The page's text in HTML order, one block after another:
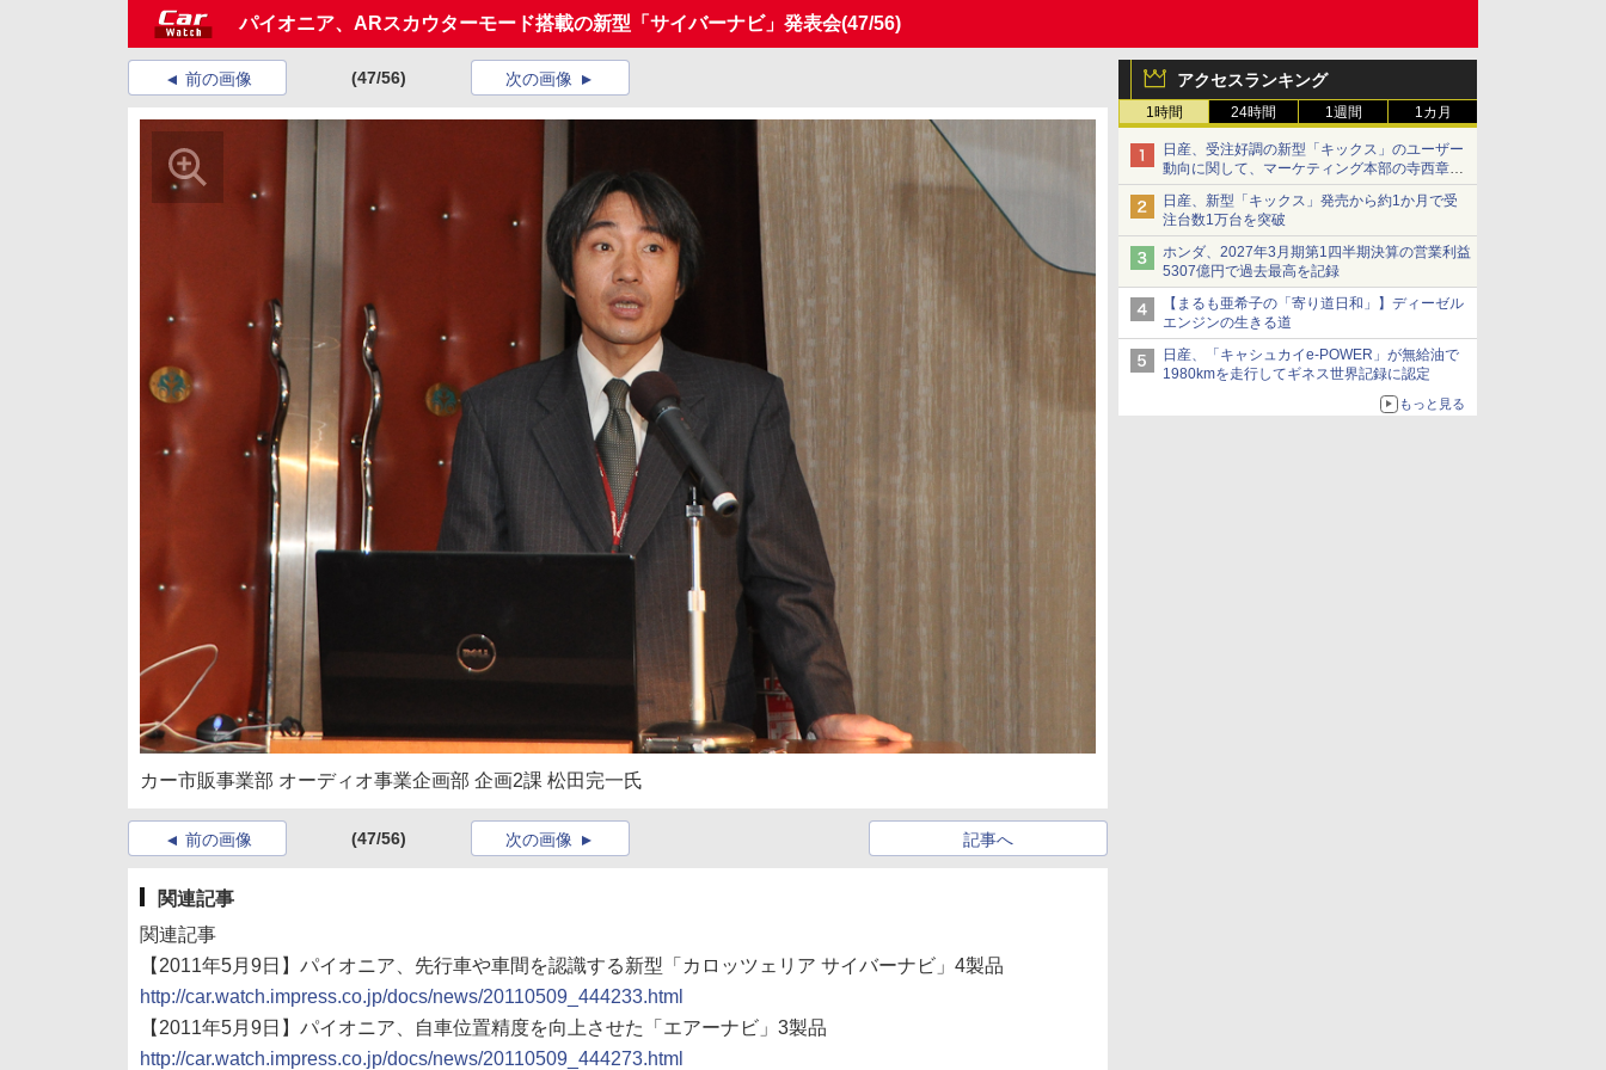
パイオニア、ARスカウターモード搭載の新型「サイバーナビ」発表会(47/56)
アクセスランキング
1時間 24時間 1週間 1カ月
日産、受注好調の新型「キックス」のユーザー
動向に関して、マーケティング本部の寺西章氏
が解説
日産、新型「キックス」発売から約1か月で受
注台数1万台を突破
ホンダ、2027年3月期第1四半期決算の営業利益
5307億円で過去最高を記録
【まるも亜希子の「寄り道日和」】ディーゼル
エンジンの生きる道
日産、「キャシュカイe-POWER」が無給油で
1980kmを走行してギネス世界記録に認定
もっと見る
前の画像 (47/56) 次の画像
カー市販事業部 オーディオ事業企画部 企画2課 松田完一氏
前の画像 (47/56) 記事へ
次の画像
関連記事
関連記事
【2011年5月9日】パイオニア、先行車や車間を認識する新型「カロッツェリア サイバーナビ」4製品
http://car.watch.impress.co.jp/docs/news/20110509_444233.html
【2011年5月9日】パイオニア、自車位置精度を向上させた「エアーナビ」3製品
http://car.watch.impress.co.jp/docs/news/20110509_444273.html